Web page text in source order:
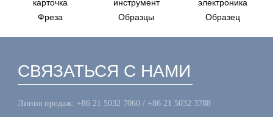
карточка
Фреза
инструмент
Образцы
электроника
Образец
СВЯЗАТЬСЯ С НАМИ
Линия продаж: +86 21 5032 7060 / +86 21 5032 3788